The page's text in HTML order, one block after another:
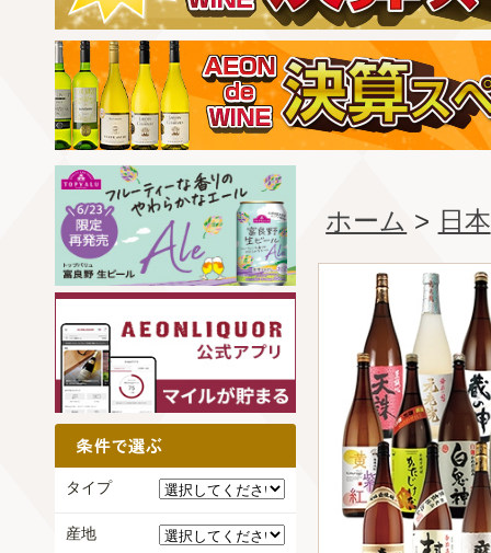
ホーム > 日本
タイプ
産地